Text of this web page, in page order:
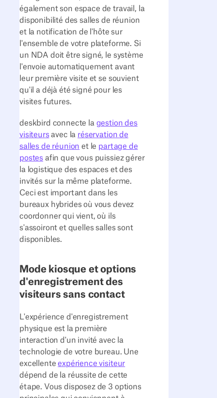
également son espace de travail, la
disponibilité des salles de réunion
et la notification de l'hôte sur
l'ensemble de votre plateforme. Si
un NDA doit être signé, le système
l'envoie automatiquement avant
leur première visite et se souvient
qu'il a déjà été signé pour les
visites futures.
deskbird connecte la gestion des
visiteursavec la réservation de
salles de réunion et le partage de
postes afin que vous puissiez gérer
la logistique des espaces et des
invités sur la même plateforme.
Ceci est important dans les
bureaux hybrides où vous devez
coordonner qui vient, où ils
s'assoiront et quelles salles sont
disponibles.
Mode kiosque et options
d'enregistrement des
visiteurs sans contact
L'expérience d'enregistrement
physique est la première
interaction d'un invité avec la
technologie de votre bureau. Une
excellenteexpérience visiteur
dépend de la réussite de cette
étape. Vous disposez de 3 options